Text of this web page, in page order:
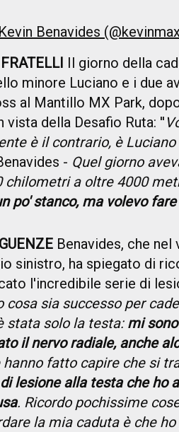
Benavides
Il giorno della
minore Luciano e i due
al Mantillo MX Park,
della Desafio Ruta: ''
è il contrario, è
- Quel giorno
chilometri a oltre 4000
po' stanco, ma volevo
Benavides, che
sinistro, ha spiegato di
l'incredibile serie di
cosa sia successo per
stata solo la testa: mi
il nervo radiale, anche
fatto capire che si
lesione alla testa che ho
. Ricordo pochissime
la mia caduta è che